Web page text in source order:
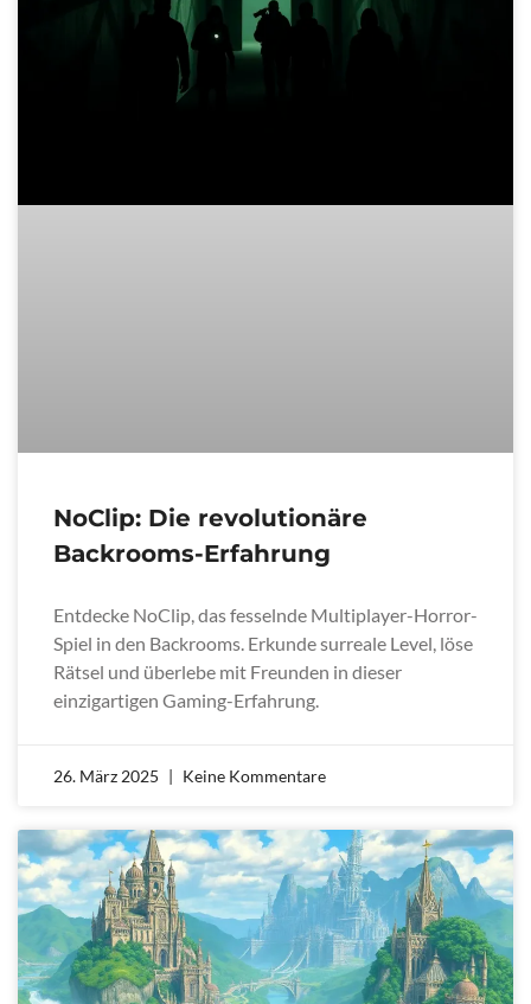
NoClip: Die revolutionäre
Backrooms-Erfahrung
Entdecke NoClip, das fesselnde Multiplayer-Horror-
Spiel in den Backrooms. Erkunde surreale Level, löse
Rätsel und überlebe mit Freunden in dieser
einzigartigen Gaming-Erfahrung.
26. März 2025 Keine Kommentare